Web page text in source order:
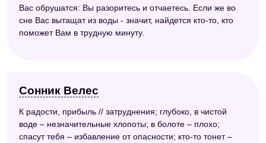
Вас обрушатся: Вы разоритесь и отчаетесь. Если же во
сне Вас вытащат из воды - значит, найдется кто-то, кто
поможет Вам в трудную минуту.
Сонник Велес
К радости, прибыль // затруднения; глубоко, в чистой
воде – незначительные хлопоты; в болоте – плохо;
спасут тебя – избавление от опасности; кто-то тонет –